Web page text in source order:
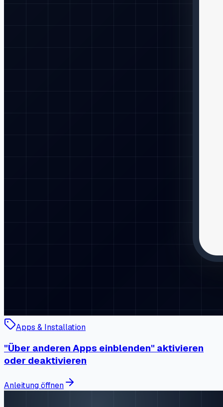
Apps & Installation
"Über anderen Apps einblenden" aktivieren
oder deaktivieren
Anleitung öffnen